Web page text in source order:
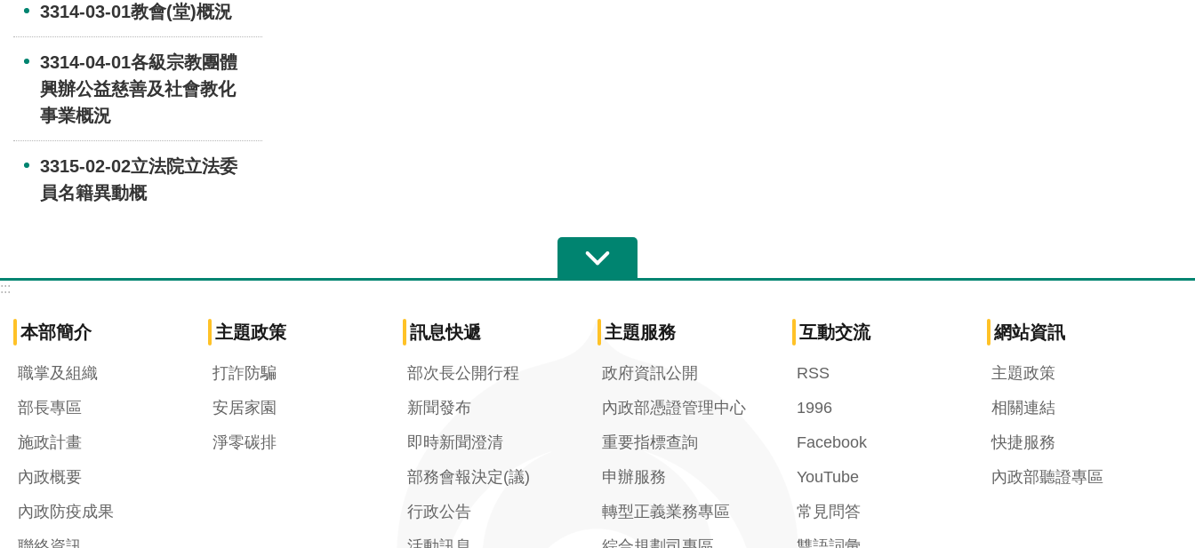
3314-03-01教會(堂)概況
3314-04-01各級宗教團體
興辦公益慈善及社會教化
事業概況
3315-02-02立法院立法委
員名籍異動概
:::
本部簡介
職掌及組織
部長專區
施政計畫
內政概要
內政防疫成果
主題政策
打詐防騙
安居家園
淨零碳排
訊息快遞
部次長公開行程
新聞發布
即時新聞澄清
部務會報決定(議)
行政公告
主題服務
政府資訊公開
內政部憑證管理中心
重要指標查詢
申辦服務
轉型正義業務專區
互動交流
RSS
1996
Facebook
YouTube
常見問答
網站資訊
主題政策
相關連結
快捷服務
內政部聽證專區